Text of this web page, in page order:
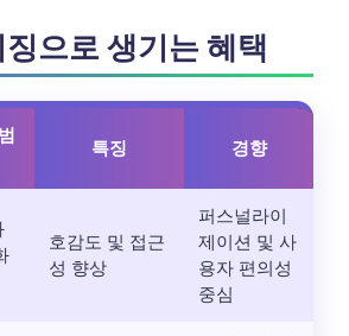
으로 생기는 혜택
특징 경향
호감도 및 접근
성 향상
퍼스널라이
제이션 및 사
용자 편의성
중심